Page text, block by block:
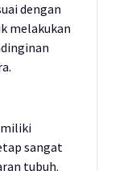
dengan
melakukan
sangat
tubuh.